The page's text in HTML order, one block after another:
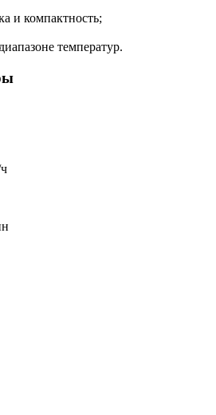
и компактность;
температур.